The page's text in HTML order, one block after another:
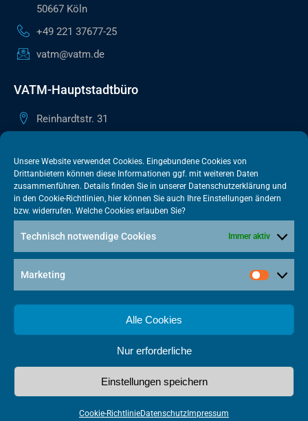
Unsere Website verwendet Cookies. Eingebundene Cookies von
Drittanbietern können diese Informationen ggf. mit weiteren Daten
zusammenführen. Details finden Sie in unserer Datenschutzerklärung und
in den Cookie-Richtlinien, hier können Sie auch Ihre Einstellungen ändern
bzw. widerrufen. Welche Cookies erlauben Sie?
Technisch notwendige Cookies Immer aktiv
Marketing
Alle Cookies
Nur erforderliche
Einstellungen speichern
Cookie-RichtlinieDatenschutz Impressum
50667 Köln
+49 221 37677-25
vatm@vatm.de
VATM-Hauptstadtbüro
Reinhardtstr. 31
+49 30 505615-38
berlin@vatm.de
VATM-Büro Brüssel
Made with by Punktkom Werbeagentur